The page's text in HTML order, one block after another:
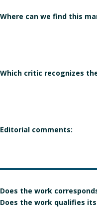
Where can we find this
Which critic recognizes
Editorial comments:
Does the work
Does the work qualifies